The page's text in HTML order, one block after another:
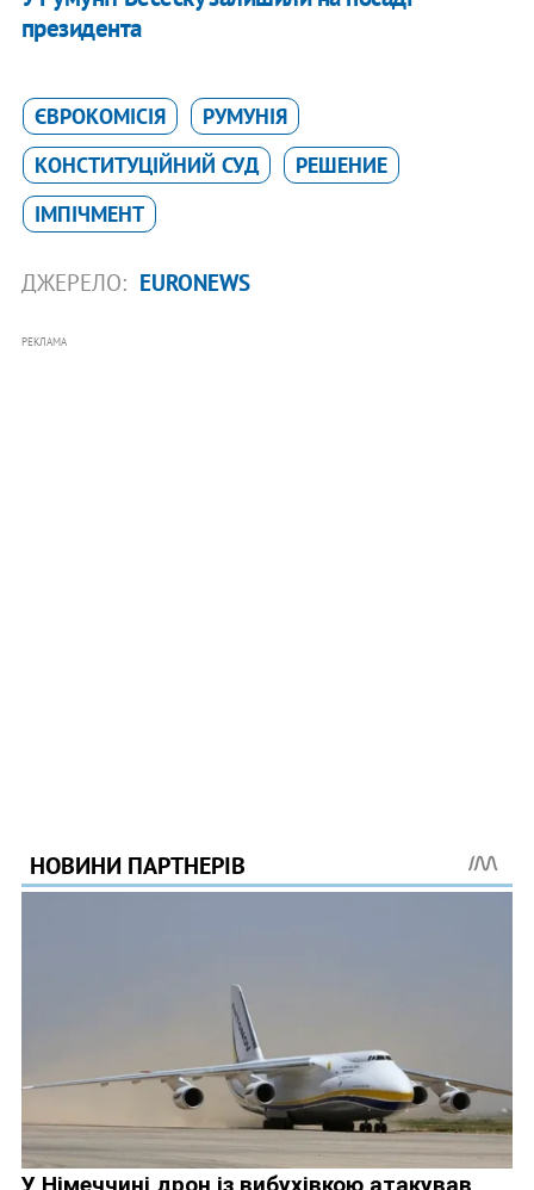
президента
ЄВРОКОМІСІЯ
РУМУНІЯ
КОНСТИТУЦІЙНИЙ СУД
РЕШЕНИЕ
ІМПІЧМЕНТ
ДЖЕРЕЛО: EURONEWS
РЕКЛАМА